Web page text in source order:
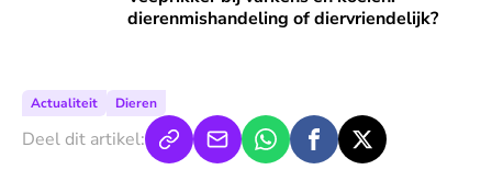
dierenmishandeling of diervriendelijk?
Actualiteit Dieren
Deel dit artikel: